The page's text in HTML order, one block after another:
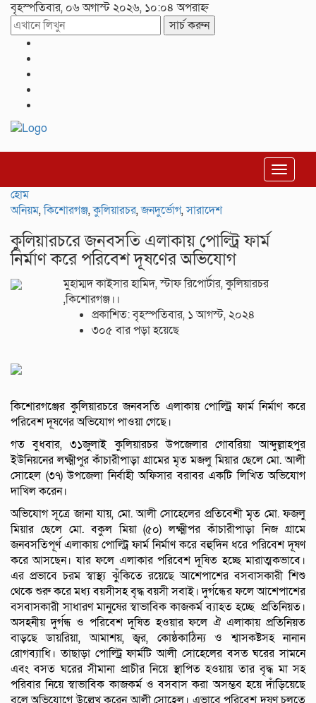
বৃহস্পতিবার, ০৬ অগাস্ট ২০২৬, ১০:০৪ অপরাহ্ন
সার্চ করুন
Toggle
হোম
অনিয়ম,কিশোরগঞ্জ,কুলিয়ারচর,জনদুর্ভোগ,সারাদেশ
কুলিয়ারচরে জনবসতি এলাকায় পোল্ট্রি ফার্ম
নির্মাণ করে পরিবেশ দূষণের অভিযোগ
মুহাম্মদ কাইসার হামিদ, স্টাফ রিপোর্টার, কুলিয়ারচর
,কিশোরগঞ্জ।।
প্রকাশিত: বৃহস্পতিবার, ১ আগস্ট, ২০২৪
৩০৫ বার পড়া হয়েছে
কিশোরগঞ্জের কুলিয়ারচরে জনবসতি এলাকায় পোল্ট্রি ফার্ম নির্মাণ করে
পরিবেশ দূষণের অভিযোগ পাওয়া গেছে।
গত বুধবার, ৩১জুলাই কুলিয়ারচর উপজেলার গোবরিয়া আব্দুল্লাহপুর
ইউনিয়নের লক্ষ্মীপুর কাঁচারীপাড়া গ্রামের মৃত মজলু মিয়ার ছেলে মো. আলী
সোহেল (৩৭) উপজেলা নির্বাহী অফিসার বরাবর একটি লিখিত অভিযোগ
দাখিল করেন।
অভিযোগ সূত্রে জানা যায়, মো. আলী সোহেলের প্রতিবেশী মৃত মো. ফজলু
মিয়ার ছেলে মো. বকুল মিয়া (৫০) লক্ষ্মীপর কাঁচারীপাড়া নিজ গ্রামে
জনবসতিপূর্ণ এলাকায় পোল্ট্রি ফার্ম নির্মাণ করে বহুদিন ধরে পরিবেশ দূষণ
করে আসছেন। যার ফলে এলাকার পরিবেশ দূষিত হচ্ছে মারাত্মকভাবে।
এর প্রভাবে চরম স্বাস্থ্য ঝুঁকিতে রয়েছে আশেপাশের বসবাসকারী শিশু
থেকে শুরু করে মধ্য বয়সীসহ বৃদ্ধ বয়সী সবাই। দুর্গন্ধের ফলে আশেপাশের
বসবাসকারী সাধারণ মানুষের স্বাভাবিক কাজকর্ম ব্যাহত হচ্ছে প্রতিনিয়ত।
অসহনীয় দুর্গন্ধ ও পরিবেশ দূষিত হওয়ার ফলে ঐ এলাকায় প্রতিনিয়ত
বাড়ছে ডায়রিয়া, আমাশয়, জ্বর, কোষ্ঠকাঠিন্য ও শ্বাসকষ্টসহ নানান
রোগব্যাধি। তাছাড়া পোল্ট্রি ফার্মটি আলী সোহেলের বসত ঘরের সামনে
এবং বসত ঘরের সীমানা প্রাচীর নিয়ে স্থাপিত হওয়ায় তার বৃদ্ধ মা সহ
পরিবার নিয়ে স্বাভাবিক কাজকর্ম ও বসবাস করা অসম্ভব হয়ে দাঁড়িয়েছে